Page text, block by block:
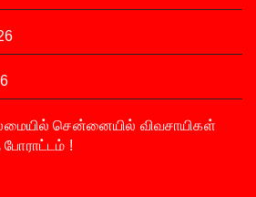
சென்னையில் விவசாயிகள்
!